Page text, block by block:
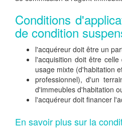
Conditions
de condition
l'acquéreur doit être un
l'acquisition doit être
usage mixte (d'habitation
professionnel), d'un
d'immeubles d'habitation
l'acquéreur doit financer
En savoir plus sur la